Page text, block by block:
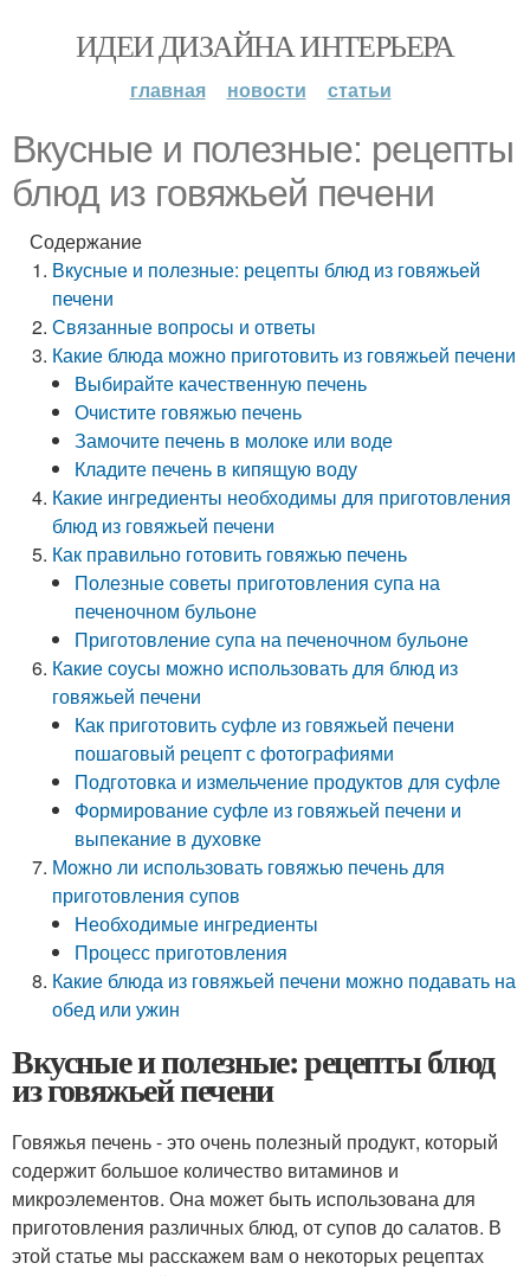
ИДЕИ ДИЗАЙНА ИНТЕРЬЕРА
главная новости статьи
Вкусные и полезные: рецепты
блюд из говяжьей печени
Содержание
Вкусные и полезные: рецепты блюд из говяжьей
печени
Связанные вопросы и ответы
Какие блюда можно приготовить из говяжьей печени
Выбирайте качественную печень
Очистите говяжью печень
Замочите печень в молоке или воде
Кладите печень в кипящую воду
Какие ингредиенты необходимы для приготовления
блюд из говяжьей печени
Как правильно готовить говяжью печень
Полезные советы приготовления супа на
печеночном бульоне
Приготовление супа на печеночном бульоне
Какие соусы можно использовать для блюд из
говяжьей печени
Как приготовить суфле из говяжьей печени
пошаговый рецепт с фотографиями
Подготовка и измельчение продуктов для суфле
Формирование суфле из говяжьей печени и
выпекание в духовке
Можно ли использовать говяжью печень для
приготовления супов
Необходимые ингредиенты
Процесс приготовления
Какие блюда из говяжьей печени можно подавать на
обед или ужин
Вкусные и полезные: рецепты блюд
из говяжьей печени
Говяжья печень - это очень полезный продукт, который
содержит большое количество витаминов и
микроэлементов. Она может быть использована для
приготовления различных блюд, от супов до салатов. В
этой статье мы расскажем вам о некоторых рецептах